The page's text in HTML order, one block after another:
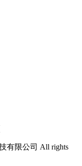
有限公司 All rights